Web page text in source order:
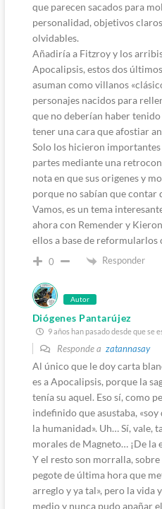
que parecen sacados para
personalidad, objetivos
olvidables.
Añadiría a Fitzroy y los
Apocalipsis, estos dos
asuman como villanos
personajes nacidos para
que no deberían haber
tener una cara que afostiar
Solo los hicieron
partes mediante una
nota en que sus origenes y
porque no sabían que contar
Vamos, es un tema
ahora con Remender y
ellos a base de reformularlos
0 Responder
Autor
Diógenes Pantarújez
9 años han pasado desde que se
Responde a zatannasay
Al único que le doy carta
es a Apocalipsis, porque la
tenía su aquel. Eso sí, como
indefinido que asustaba,
la humanidad». Uh… Sí, vale,
morales de Magneto… ¡De la
Y el resto son morralla,
pegote de última hora que
arreglo y ya tal», pero la vida
medio y nunca pudo apañar